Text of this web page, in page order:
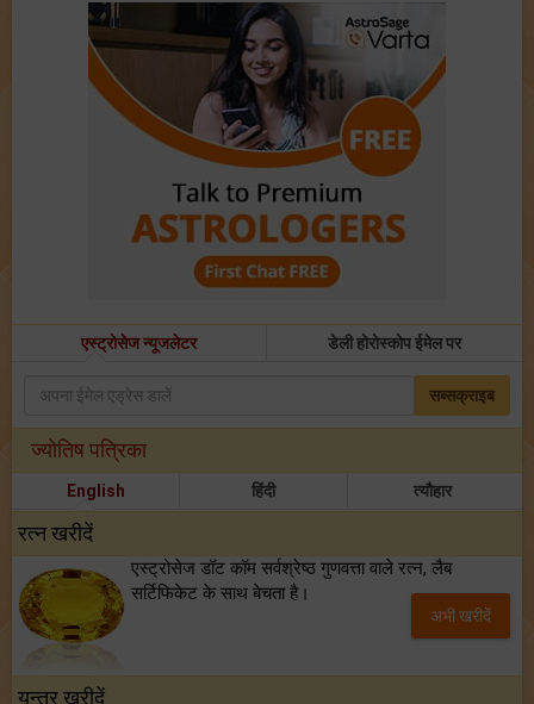
एस्ट्रोसेज न्यूजलेटर डेली होरोस्कोप ईमेल पर
सब्सक्राइब
ज्योतिष पत्रिका
English हिंदी त्यौहार
रत्न खरीदें
एस्ट्रोसेज डॉट कॉम सर्वश्रेष्ठ गुणवत्ता वाले रत्न, लैब
सर्टिफिकेट के साथ बेचता है।
अभी खरीदें
यन्त्र खरीदें